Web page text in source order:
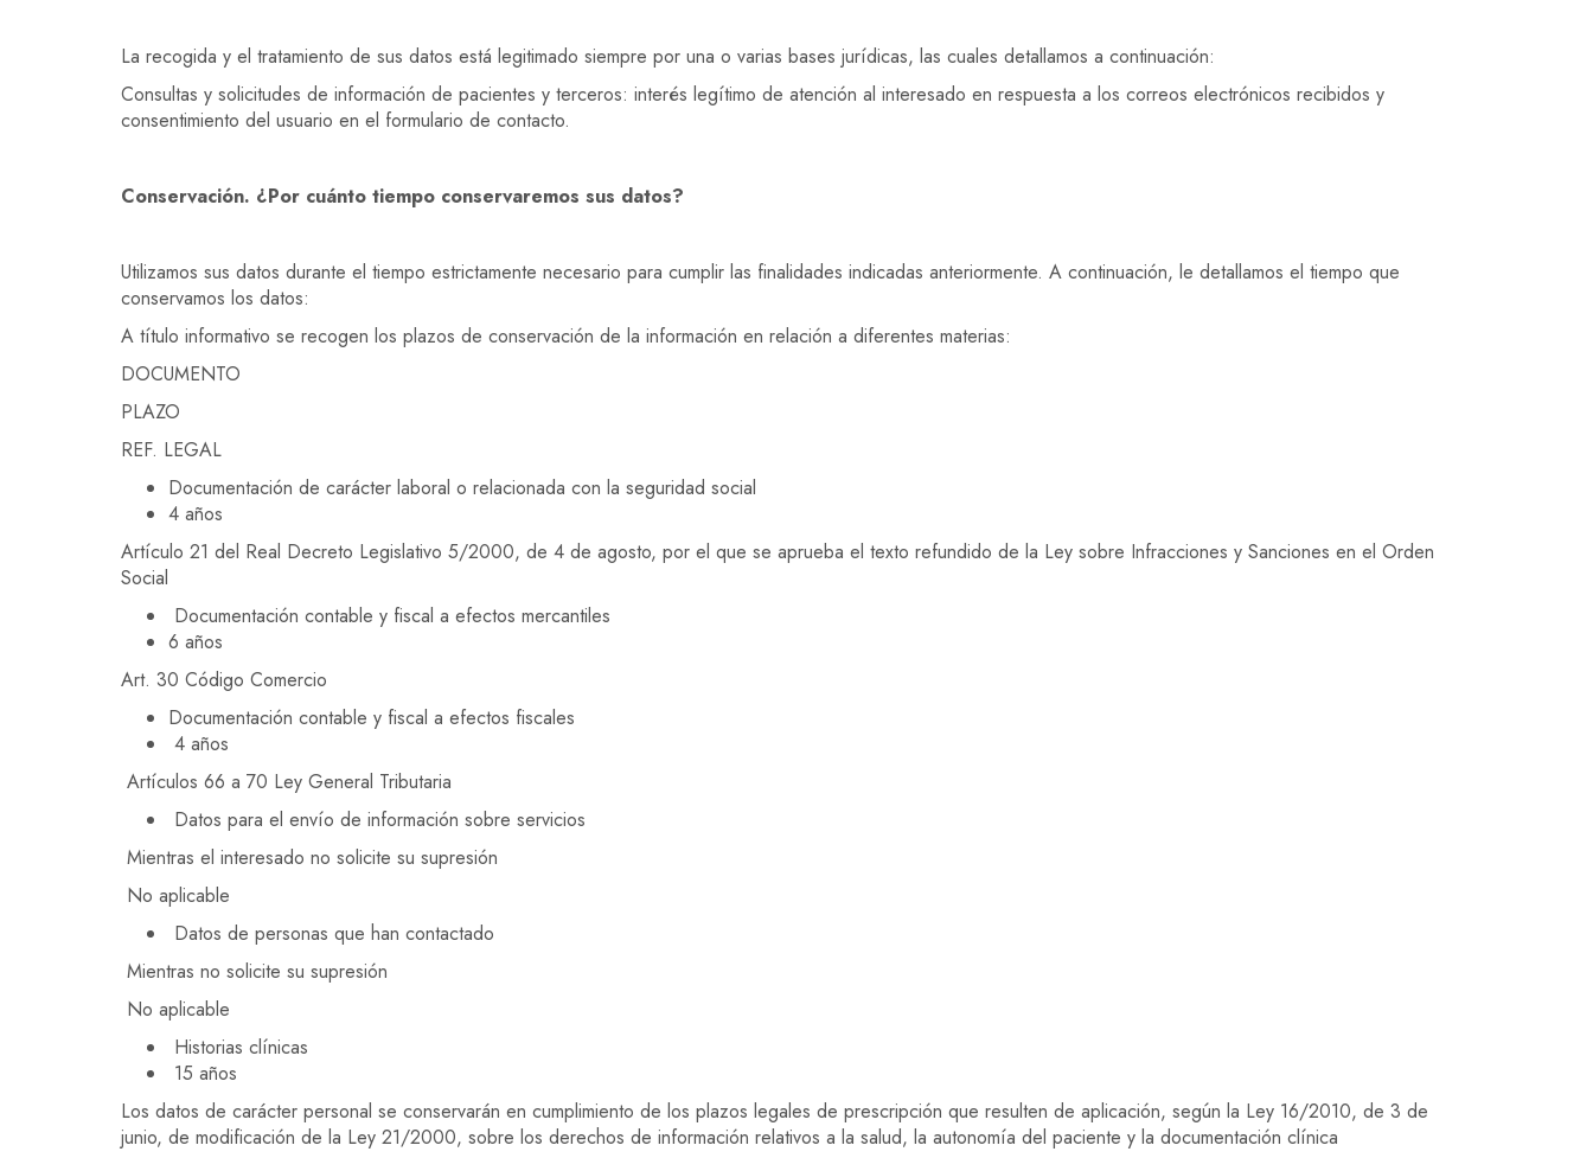
La recogida y el tratamiento de sus datos está legitimado siempre por una o varias bases jurídicas, las cuales detallamos a continuación:
Consultas y solicitudes de información de pacientes y terceros: interés legítimo de atención al interesado en respuesta a los correos electrónicos recibidos y
consentimiento del usuario en el formulario de contacto.
Conservación. ¿Por cuánto tiempo conservaremos sus datos?
Utilizamos sus datos durante el tiempo estrictamente necesario para cumplir las finalidades indicadas anteriormente. A continuación, le detallamos el tiempo que
conservamos los datos:
A título informativo se recogen los plazos de conservación de la información en relación a diferentes materias:
DOCUMENTO
PLAZO
REF. LEGAL
Documentación de carácter laboral o relacionada con la seguridad social
4 años
Artículo 21 del Real Decreto Legislativo 5/2000, de 4 de agosto, por el que se aprueba el texto refundido de la Ley sobre Infracciones y Sanciones en el Orden
Social
Documentación contable y fiscal a efectos mercantiles
6 años
Art. 30 Código Comercio
Documentación contable y fiscal a efectos fiscales
4 años
Artículos 66 a 70 Ley General Tributaria
Datos para el envío de información sobre servicios
Mientras el interesado no solicite su supresión
No aplicable
Datos de personas que han contactado
Mientras no solicite su supresión
No aplicable
Historias clínicas
15 años
Los datos de carácter personal se conservarán en cumplimiento de los plazos legales de prescripción que resulten de aplicación, según la Ley 16/2010, de 3 de
junio, de modificación de la Ley 21/2000, sobre los derechos de información relativos a la salud, la autonomía del paciente y la documentación clínica